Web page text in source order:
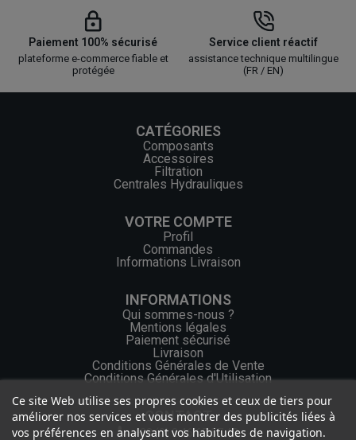
Paiement 100% sécurisé
plateforme e-commerce fiable et
protégée
Service client réactif
assistance technique multilingue
(FR / EN)
CATÉGORIES
Composants
Accessoires
Filtration
Centrales Hydrauliques
VOTRE COMPTE
Profil
Commandes
Informations Livraison
INFORMATIONS
Qui sommes-nous ?
Mentions légales
Paiement sécurisé
Livraison
Conditions Générales de Vente
Conditions Générales d'Utilisation
CONTACT
+33 (0) 2 46 65 57 43
Ce site Web utilise ses propres cookies et ceux de tiers pour
améliorer nos services et vous montrer des publicités liées à
vos préférences en analysant vos habitudes de navigation.